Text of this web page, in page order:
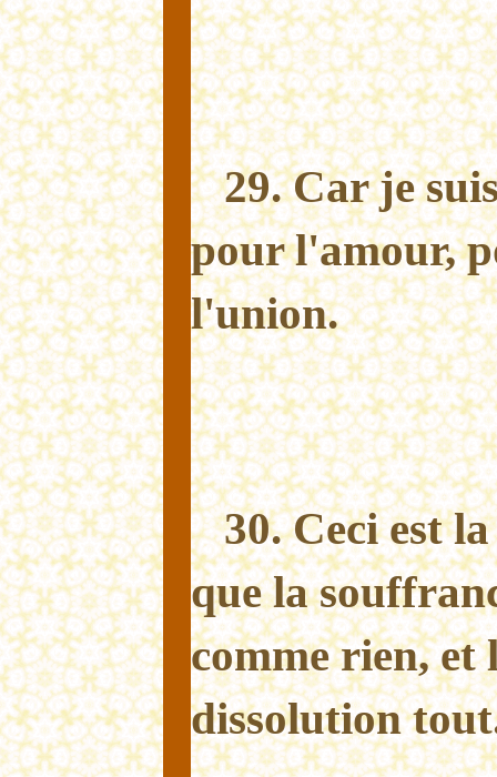
29. Car je
pour l'amour,
l'union.
30. Ceci est
que la
comme rien, et
dissolution